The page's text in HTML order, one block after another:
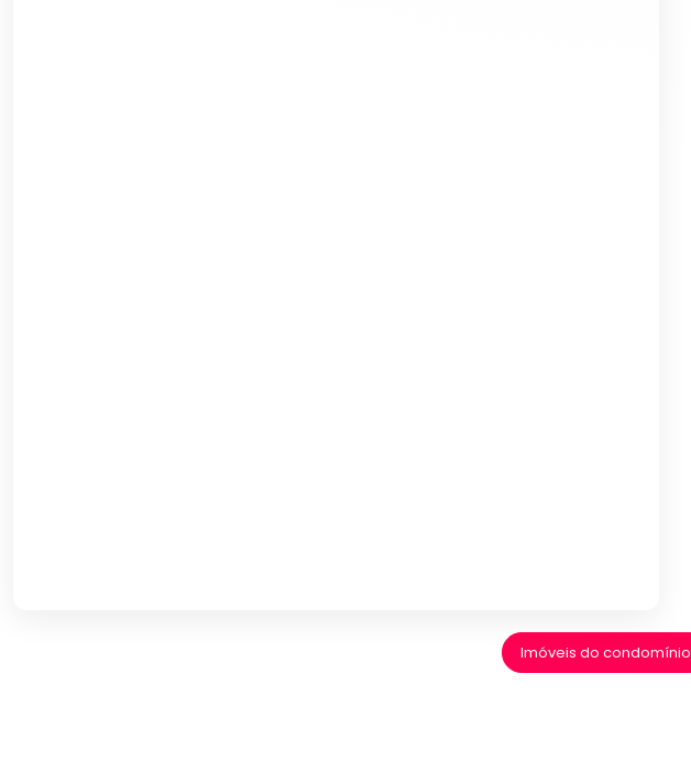
Imóveis do condomínio